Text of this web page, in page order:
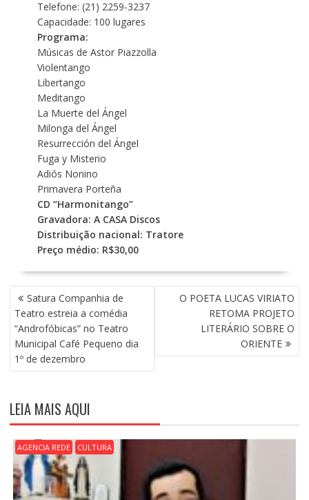
Telefone: (21) 2259-3237
Capacidade: 100 lugares
Programa:
Músicas de Astor Piazzolla
Violentango
Libertango
Meditango
La Muerte del Ángel
Milonga del Ángel
Resurrección del Ángel
Fuga y Misterio
Adiós Nonino
Primavera Porteña
CD “Harmonitango”
Gravadora: A CASA Discos
Distribuição nacional: Tratore
Preço médio: R$30,00
N
A
V
G
A
Ã
O
D
E
P
O
S
Satura Companhia de
Teatro estreia a comédia
“Androfóbicas” no Teatro
Municipal Café Pequeno dia
1º de dezembro
O POETA LUCAS VIRIATO
RETOMA PROJETO
LITERÁRIO SOBRE O
ORIENTE
LEIA MAIS AQUI
AGENCIA REDE CULTURA